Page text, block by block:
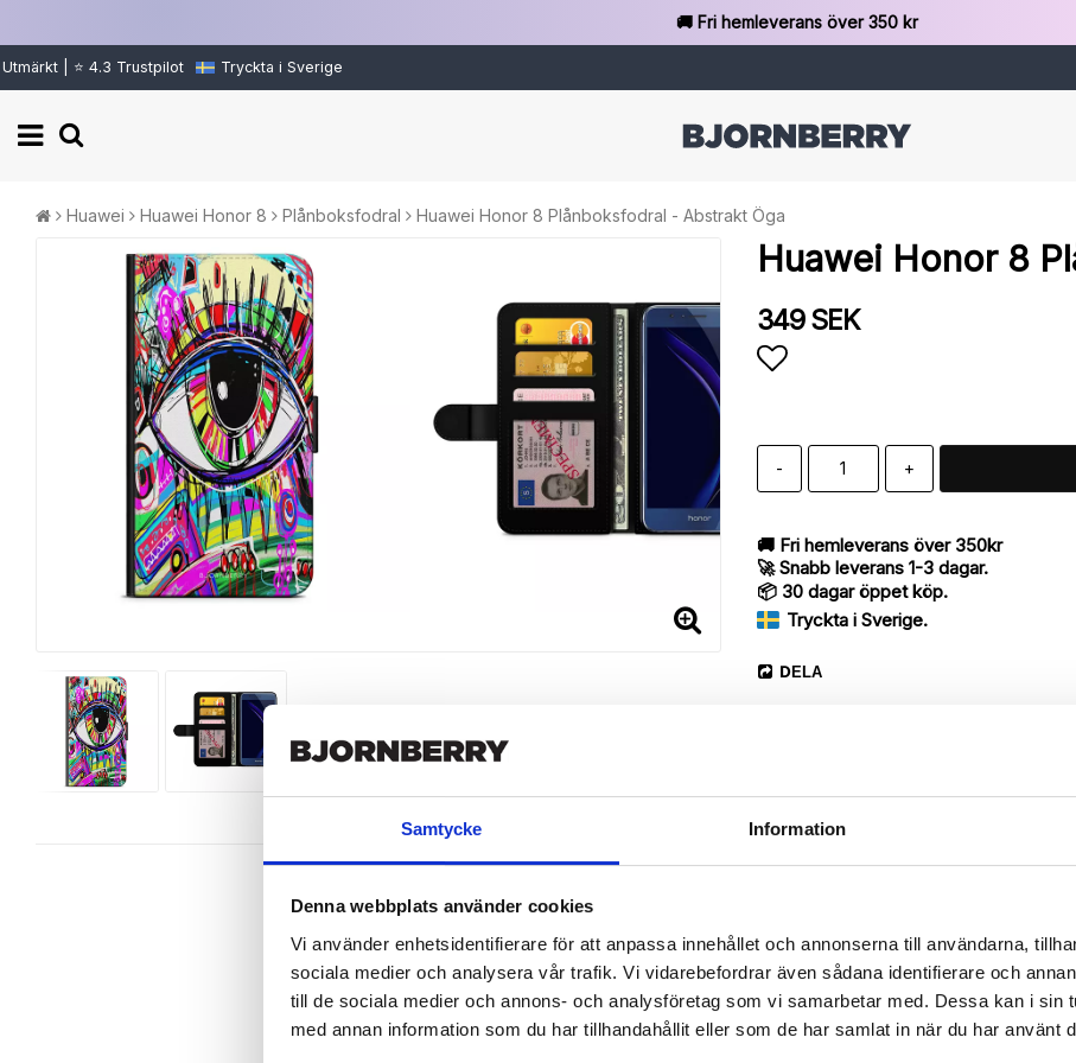
Samtycke Information
Denna webbplats använder cookies
Vi använder enhetsidentifierare för att anpassa innehållet och annonserna till användarna,
sociala medier och analysera vår trafik. Vi vidarebefordrar även sådana identifierare och
till de sociala medier och annons- och analysföretag som vi samarbetar med. Dessa kan i sin
med annan information som du har tillhandahållit eller som de har samlat in när du har använt
🚚 Fri hemleverans över 350 kr
Utmärkt | ⭐ 4.3 Trustpilot Tryckta i Sverige
Huawei Huawei Honor 8 Plånboksfodral Huawei Honor 8 Plånboksfodral - Abstrakt Öga
Huawei Honor 8
349 SEK
- +
🚚 Fri hemleverans över 350kr
🚀 Snabb leverans 1-3 dagar.
📦 30 dagar öppet köp.
Tryckta i Sverige.
DELA
Art.nr: 13113
Snyggt plånboksfodral från Bjornberry med ett snyggt “Abstrakt Öga”-motiv, designat för att ge ett bra
Honor 8 perfekt.
Denna mobilväska är mycket smidig då den har funktionen att fungera som ett skyddande fodral men